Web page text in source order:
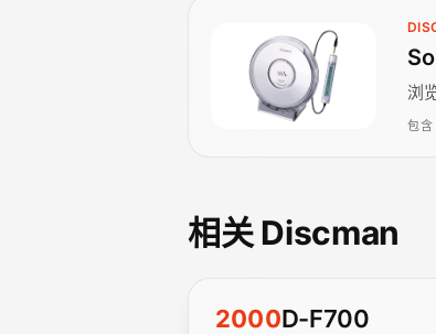
浏
包含
相关 Discman
2000D-F700